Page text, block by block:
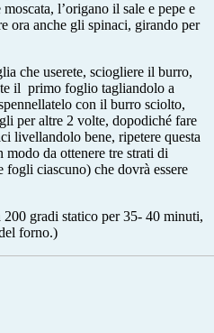
l’origano il sale e pepe e
ora anche gli spinaci, girando per
che userete, sciogliere il burro,
il primo foglio tagliandolo a
con il burro sciolto,
per altre 2 volte, dopodiché fare
livellandolo bene, ripetere questa
da ottenere tre strati di
ciascuno) che dovrà essere
gradi statico per 35- 40 minuti,
forno.)